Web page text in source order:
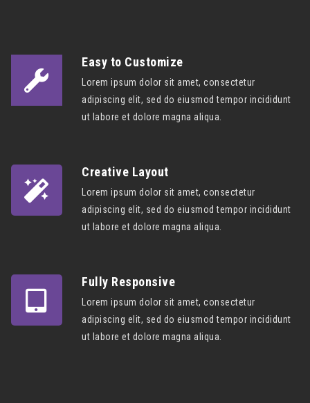
Easy to Customize
Lorem ipsum dolor sit amet, consectetur
adipiscing elit, sed do eiusmod tempor incididunt
ut labore et dolore magna aliqua.
Creative Layout
Lorem ipsum dolor sit amet, consectetur
adipiscing elit, sed do eiusmod tempor incididunt
ut labore et dolore magna aliqua.
Fully Responsive
Lorem ipsum dolor sit amet, consectetur
adipiscing elit, sed do eiusmod tempor incididunt
ut labore et dolore magna aliqua.